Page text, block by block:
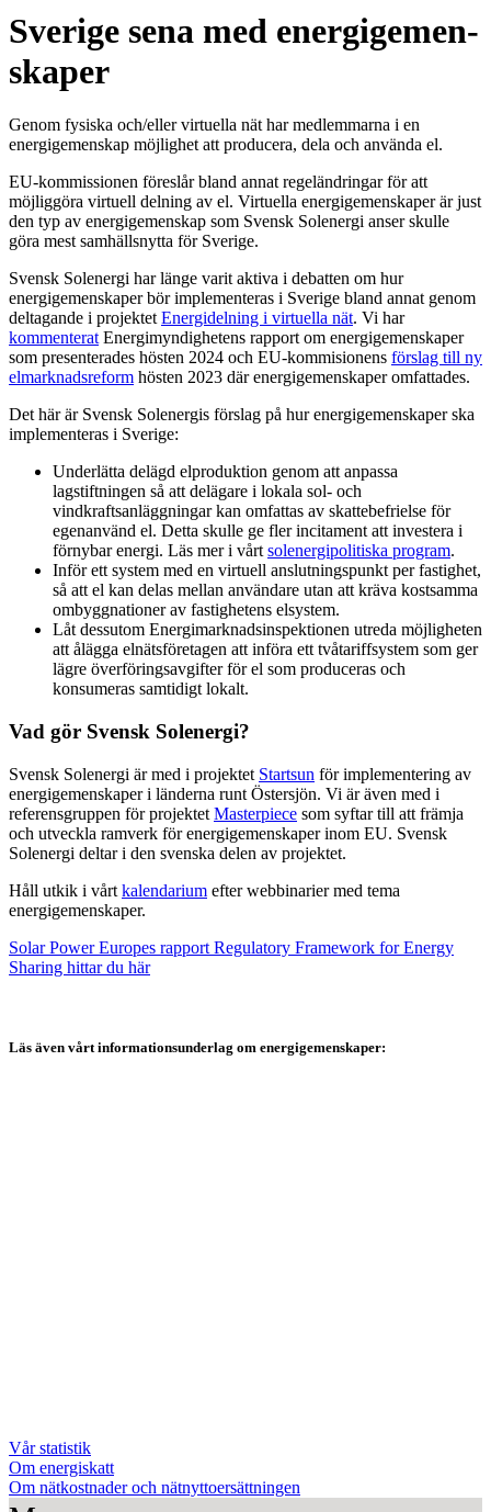
Sverige sena med energi­­­gemen­
skaper
Genom fysiska och/eller virtuella nät har medlemmarna i en
energigemenskap möjlighet att producera, dela och använda el.
EU-kommissionen föreslår bland annat regeländringar för att
möjliggöra virtuell delning av el. Virtuella energigemenskaper är just
den typ av energigemenskap som Svensk Solenergi anser skulle
göra mest samhällsnytta för Sverige.
Svensk Solenergi har länge varit aktiva i debatten om hur
energigemenskaper bör implementeras i Sverige bland annat genom
deltagande i projektet Energidelning i virtuella nät. Vi har
kommenterat Energimyndighetens rapport om energigemenskaper
som presenterades hösten 2024 och EU-kommisionens förslag till ny
elmarknadsreform hösten 2023 där energigemenskaper omfattades.
Det här är Svensk Solenergis förslag på hur energigemenskaper ska
implementeras i Sverige:
Underlätta delägd elproduktion genom att anpassa
lagstiftningen så att delägare i lokala sol- och
vindkraftsanläggningar kan omfattas av skattebefrielse för
egenanvänd el. Detta skulle ge fler incitament att investera i
förnybar energi. Läs mer i vårt solenergipolitiska program.
Inför ett system med en virtuell anslutningspunkt per fastighet,
så att el kan delas mellan användare utan att kräva kostsamma
ombyggnationer av fastighetens elsystem.
Låt dessutom Energimarknadsinspektionen utreda möjligheten
att ålägga elnätsföretagen att införa ett tvåtariffsystem som ger
lägre överföringsavgifter för el som produceras och
konsumeras samtidigt lokalt.
Vad gör Svensk Solenergi?
Svensk Solenergi är med i projektet Startsun för implementering av
energigemenskaper i länderna runt Östersjön. Vi är även med i
referensgruppen för projektet Masterpiece som syftar till att främja
och utveckla ramverk för energigemenskaper inom EU. Svensk
Solenergi deltar i den svenska delen av projektet.
Håll utkik i vårt kalendarium efter webbinarier med tema
energigemenskaper.
Solar Power Europes rapport Regulatory Framework for Energy
Sharing hittar du här
Läs även vårt informationsunderlag om energigemenskaper:
Vår statistik
Om energiskatt
Om nätkostnader och nätnyttoersättningen